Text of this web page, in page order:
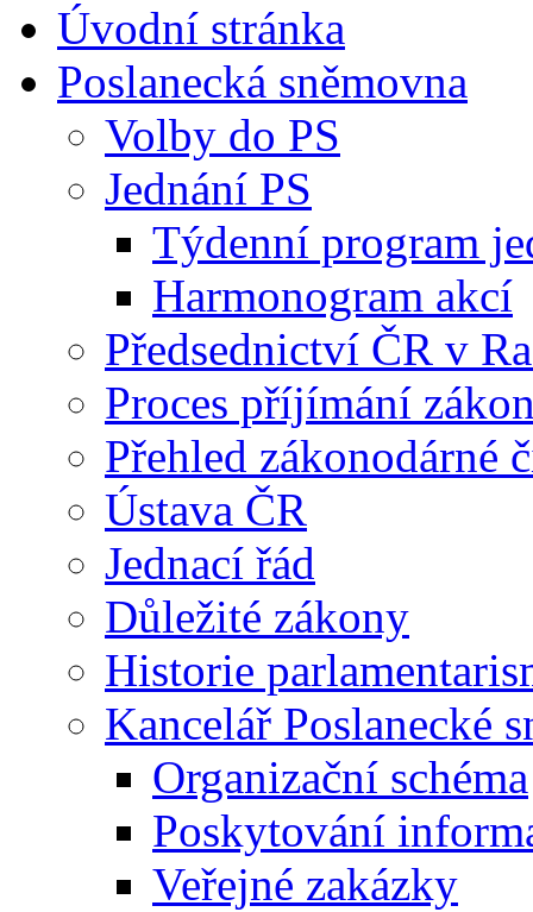
Úvodní stránka
Poslanecká sněmovna
Volby do PS
Jednání PS
Týdenní program
Harmonogram akcí
Předsednictví ČR v
Proces příjímání
Přehled zákonodárné
Ústava ČR
Jednací řád
Důležité zákony
Historie
Kancelář Poslanecké
Organizační schéma
Poskytování
Veřejné zakázky